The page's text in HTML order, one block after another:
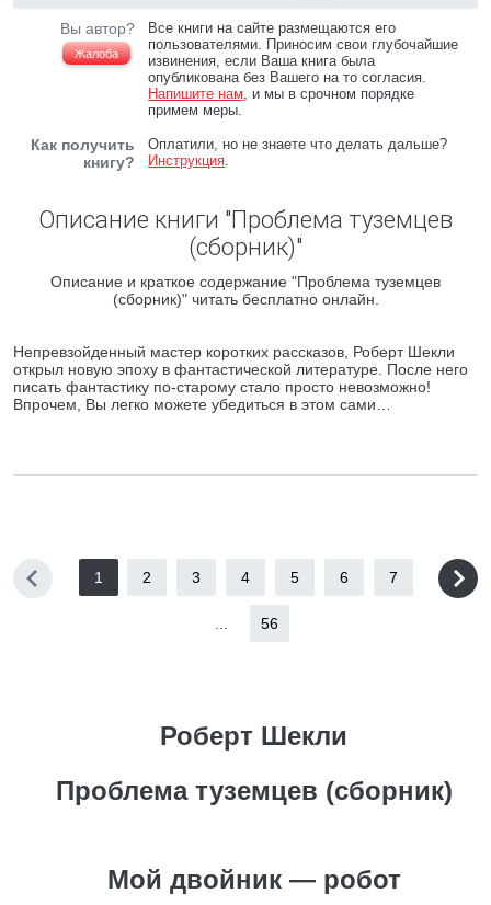
Вы автор?
Жалоба
Все книги на сайте размещаются его
пользователями. Приносим свои глубочайшие
извинения, если Ваша книга была
опубликована без Вашего на то согласия.
Напишите нам, и мы в срочном порядке
примем меры.
Как получить
книгу?
Оплатили, но не знаете что делать дальше?
Инструкция.
Описание книги "Проблема туземцев
(сборник)"
Описание и краткое содержание "Проблема туземцев
(сборник)" читать бесплатно онлайн.
Непревзойденный мастер коротких рассказов, Роберт Шекли
открыл новую эпоху в фантастической литературе. После него
писать фантастику по-старому стало просто невозможно!
Впрочем, Вы легко можете убедиться в этом сами…
1 2 3 4 5 6 7
56
Роберт Шекли
Проблема туземцев (сборник)
Мой двойник — робот